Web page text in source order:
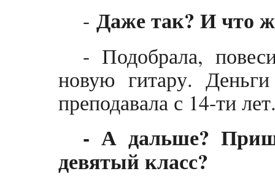
- Даже так? И что
- Подобрала,
новую гитару.
преподавала с 14-ти
- А дальше?
девятый класс?